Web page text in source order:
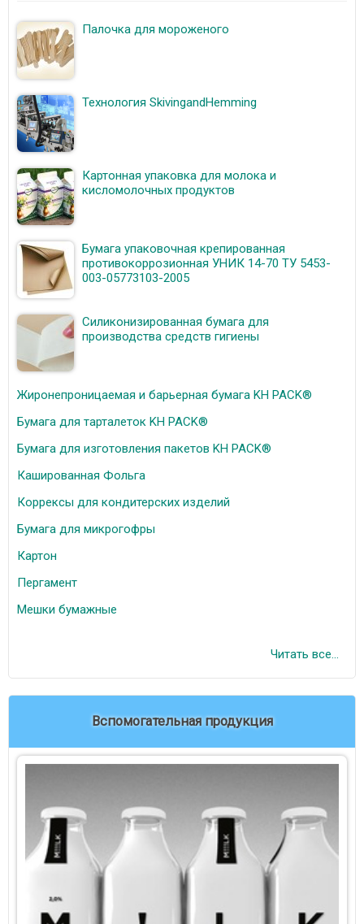
Палочка для мороженого
Технология SkivingandHemming
Картонная упаковка для молока и
кисломолочных продуктов
Бумага упаковочная крепированная
противокоррозионная УНИК 14-70 ТУ 5453-
003-05773103-2005
Силиконизированная бумага для
производства средств гигиены
Жиронепроницаемая и барьерная бумага KH PACK®
Бумага для тарталеток KH PACK®
Бумага для изготовления пакетов KH PACK®
Кашированная Фольга
Коррексы для кондитерских изделий
Бумага для микрогофры
Картон
Пергамент
Мешки бумажные
Читать все...
Вспомогательная продукция